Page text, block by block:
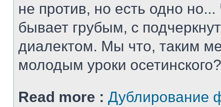
не против, но есть одно
бывает грубым, с
диалектом. Мы что, таким
молодым уроки
Read more : Дублирование